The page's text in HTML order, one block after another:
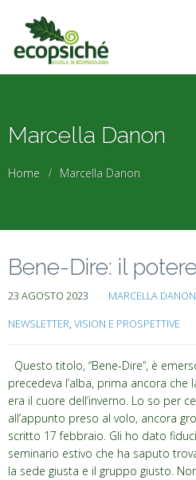
Marcella Danon
Home Marcella Danon
Bene-Dire: il
23 AGOSTO 2023 MARCELLA DANON
NEWSLETTER, VISION E PROSPETTIVE
Questo titolo, “Bene-Dire”, è
precedeva l’alba, prima ancora che
era il cuore dell’inverno. Lo so per
all’appunto preso al volo, ancora
scritto 17 febbraio. Gli ho dato
seminario estivo che ha saputo
la sede giusta e il gruppo giusto.